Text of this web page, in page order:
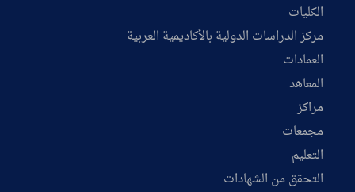
الكليات
مركز الدراسات الدولية بالأكاديمية العربية
العمادات
المعاهد
مراكز
مجمعات
التعليم
التحقق من الشهادات